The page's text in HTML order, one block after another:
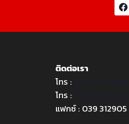
ติดต่อเรา
โทร :
โทร :
แฟกซ์ : 039 312905